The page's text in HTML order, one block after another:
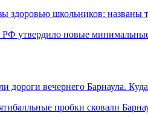
здоровью школьников: названы
утвердило новые
дороги вечернего Барнаула.
пробки сковали